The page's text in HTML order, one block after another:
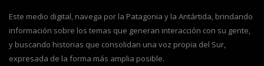
Este medio digital, navega por la Patagonia y la Antártida, brindando
información sobre los temas que generan interacción con su gente,
y buscando historias que consolidan una voz propia del Sur,
expresada de la forma más amplia posible.